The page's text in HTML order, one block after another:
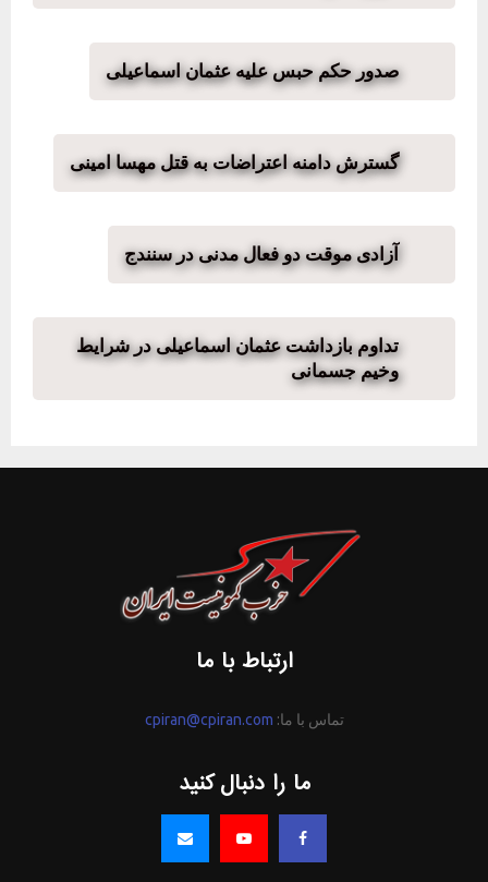
صدور حکم حبس علیه عثمان اسماعیلی
گسترش دامنه اعتراضات به قتل مهسا امینی
آزادی موقت دو فعال مدنی در سنندج
تداوم بازداشت عثمان اسماعیلی در شرایط
وخیم جسمانی
ارتباط با ما
تماس با ما: cpiran@cpiran.com
ما را دنبال کنید